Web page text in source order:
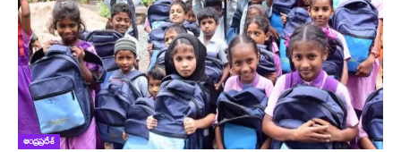
ఆంధ్రప్రదేశ్